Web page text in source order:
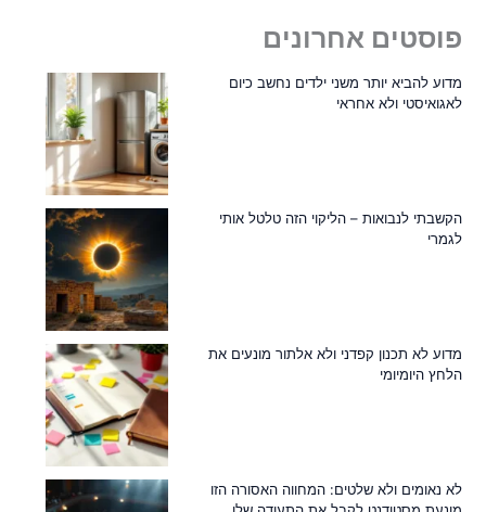
פוסטים אחרונים
מדוע להביא יותר משני ילדים נחשב כיום
לאגואיסטי ולא אחראי
הקשבתי לנבואות – הליקוי הזה טלטל אותי
לגמרי
מדוע לא תכנון קפדני ולא אלתור מונעים את
הלחץ היומיומי
לא נאומים ולא שלטים: המחווה האסורה הזו